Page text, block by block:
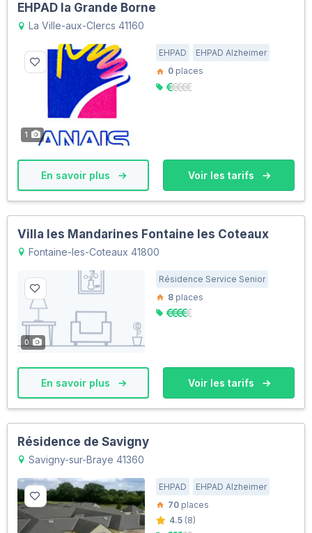
EHPAD la Grande Borne
La Ville-aux-Clercs 41160
1
EHPAD
EHPAD Alzheimer
0 places
En savoir plus Voir les tarifs
Villa les Mandarines Fontaine les Coteaux
Fontaine-les-Coteaux 41800
0
Résidence Service Senior
8 places
En savoir plus Voir les tarifs
Résidence de Savigny
Savigny-sur-Braye 41360
EHPAD
EHPAD Alzheimer
70 places
4.5 (8)